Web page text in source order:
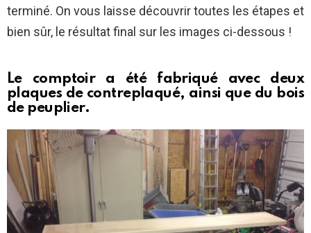
terminé. On vous laisse découvrir toutes les étapes et
bien sûr, le résultat final sur les images ci-dessous !
Le comptoir a été fabriqué avec deux
plaques de contreplaqué, ainsi que du bois
de peuplier.